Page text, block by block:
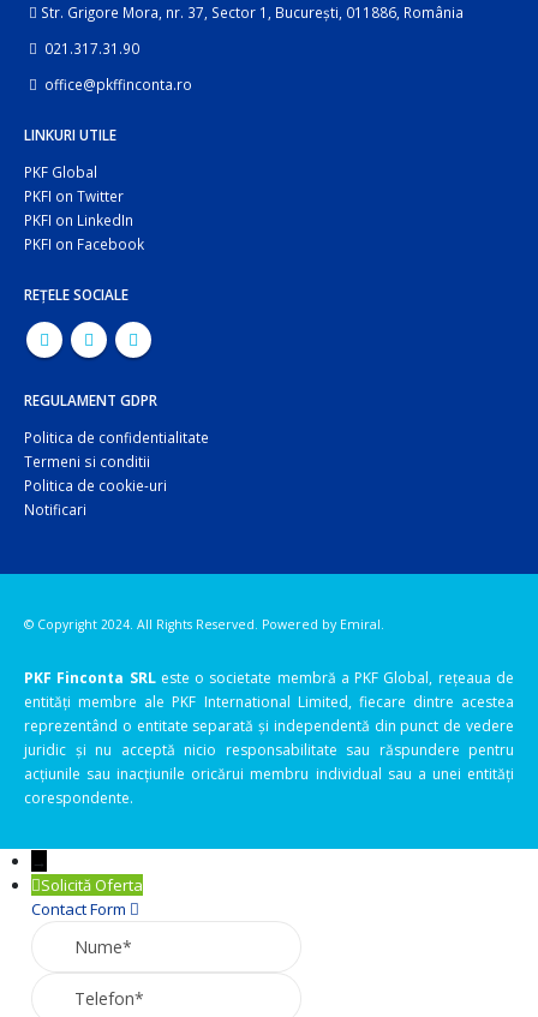
Str. Grigore Mora, nr. 37, Sector 1, București, 011886, România
021.317.31.90
office@pkffinconta.ro
LINKURI UTILE
PKF Global
PKFI on Twitter
PKFI on LinkedIn
PKFI on Facebook
REȚELE SOCIALE
REGULAMENT GDPR
Politica de confidentialitate
Termeni si conditii
Politica de cookie-uri
Notificari
© Copyright 2024. All Rights Reserved. Powered by Emiral.
PKF Finconta SRLeste o societate membră a PKF Global, rețeaua de
entități membre ale PKF International Limited, fiecare dintre acestea
reprezentând o entitate separată și independentă din punct de vedere
juridic și nu acceptă nicio responsabilitate sau răspundere pentru
acțiunile sau inacțiunile oricărui membru individual sau a unei entități
corespondente.
→
Solicită Oferta
Contact Form